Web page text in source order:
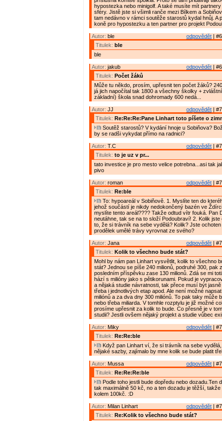
hypostezka nebo minigolf. A také musíte mít
sféry. Jistě jste si všimli ranče mezi Bílkem a
tam nedávno v rámci soutěže starostů kydal hnůj. A
koně pro hypostezku a ten partner pro projekt
odpovědět |
Autor: ble
Titulek: ble
ble
odpovědět |
Autor: jakub
Titulek: Počet žáků
Může tu někdo, prosím, upřesnit ten počet žáků?
já jich napočítal tak 1800 a všechny školky +
základní) škola snad dohromady 600 nedá...
odpovědět |
Autor: JJ
Titulek: Re:Re:Re:Pane Linhart toto píšete o
Soutěž starostů? V kydání hnoje u Sobiňova?
by se radši vykydat přímo na radnici?
odpovědět |
Autor: T.C
Titulek: to je uz v pr...
tato investice je pro mesto velice potrebna...asi tak
pivo
odpovědět |
Autor: roman
Titulek: Re:ble
To: hypoareál v Sobiňově. 1. Myslíte ten do
jehož součástí je nikdy nedokončený bazén ve
myslíte tento areál???? Takže odtud vítr fouká. Pan
neutáhne, tak se na to složí Podoubraví! 2. Kolik jste
to, že si trávník na sebe vydělá? Kolik? Jste
prodělek umělé trávy vyrovnat ze svého?
odpovědět |
Autor: Jana
Titulek: Kolik to všechno bude stát?
Mohl by nám pan Linhart vysvětlit, kolik to všechno
stát? Jednou se píše 240 milionů, podruhé 300, pak
posledním příspěvku zase 130 milionů. Zdá se mi
hází s milióny jako s pětikorunami. Pokud je
a nějaká studie návratnosti, tak přece musí být
třeba i jednotlivých etap apod. Ale není možné
miliónů a za dva dny 300 miliónů. To pak taky může
nebo třeba miliarda. V tomhle rozptylu je již možné
prosíme upřesnit za kolik to bude. Co přesně je v
studii? Jestli ovšem nějaký projekt a studie vůbec
odpovědět |
Autor: Miky
Titulek: Re:Re:ble
Když pan Linhart ví, že si trávník na sebe
nějaké sazby, zajímalo by mne kolik se bude platit
odpovědět |
Autor: Mussa
Titulek: Re:Re:Re:ble
Podle toho jestli bude dopředu nebo dozadu.Ten
tak maximálně 50 kč, no a ten dozadu je těžší, takže
kolem 100kč. :D
odpovědět |
Autor: Milan Linhart
Titulek: Re:Kolik to všechno bude stát?